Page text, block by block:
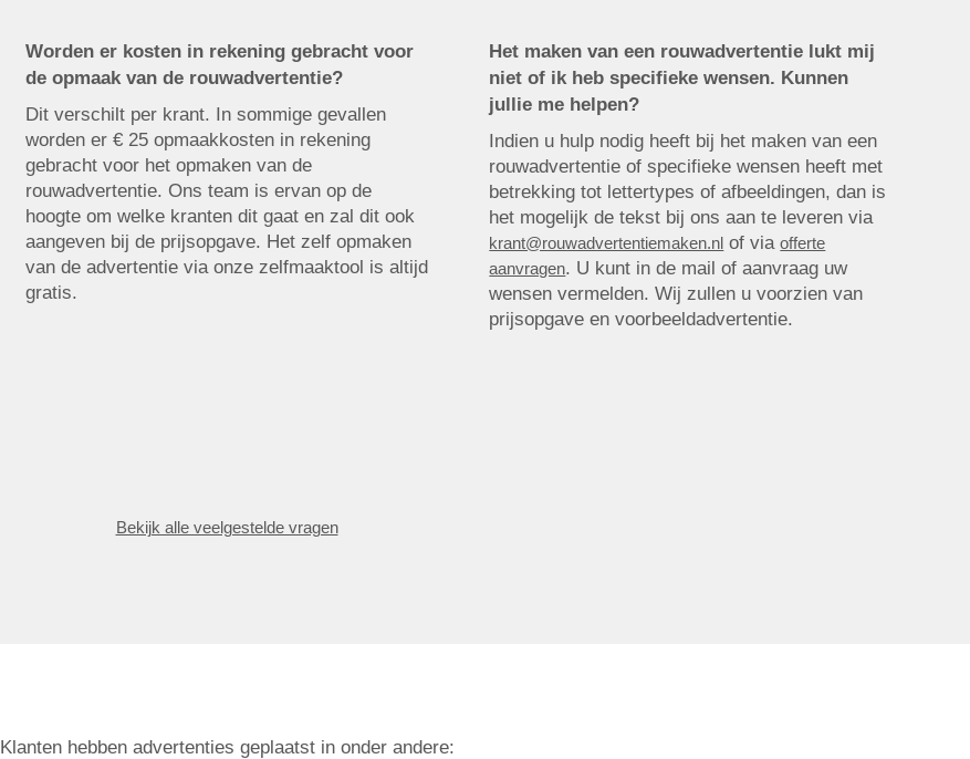
Worden er kosten in rekening gebracht voor
de opmaak van de rouwadvertentie?
Dit verschilt per krant. In sommige gevallen
worden er € 25 opmaakkosten in rekening
gebracht voor het opmaken van de
rouwadvertentie. Ons team is ervan op de
hoogte om welke kranten dit gaat en zal dit ook
aangeven bij de prijsopgave. Het zelf opmaken
van de advertentie via onze zelfmaaktool is altijd
gratis.
Het maken van een rouwadvertentie lukt mij
niet of ik heb specifieke wensen. Kunnen
jullie me helpen?
Indien u hulp nodig heeft bij het maken van een
rouwadvertentie of specifieke wensen heeft met
betrekking tot lettertypes of afbeeldingen, dan is
het mogelijk de tekst bij ons aan te leveren via
krant@rouwadvertentiemaken.nl of viaofferte
aanvragen. U kunt in de mail of aanvraag uw
wensen vermelden. Wij zullen u voorzien van
prijsopgave en voorbeeldadvertentie.
Bekijk alle veelgestelde vragen
Klanten hebben advertenties geplaatst in onder andere: